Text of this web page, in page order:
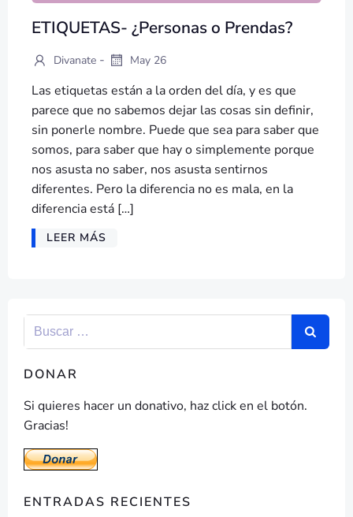
ETIQUETAS- ¿Personas o Prendas?
Divanate - May 26
Las etiquetas están a la orden del día, y es que
parece que no sabemos dejar las cosas sin definir,
sin ponerle nombre. Puede que sea para saber que
somos, para saber que hay o simplemente porque
nos asusta no saber, nos asusta sentirnos
diferentes. Pero la diferencia no es mala, en la
diferencia está […]
LEER MÁS
DONAR
Si quieres hacer un donativo, haz click en el botón.
Gracias!
ENTRADAS RECIENTES